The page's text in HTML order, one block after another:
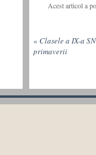
Acest articol a
« Clasele a IX-a
primaverii